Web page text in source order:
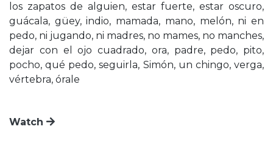
los zapatos de alguien, estar fuerte, estar oscuro,
guácala, güey, indio, mamada, mano, melón, ni en
pedo, ni jugando, ni madres, no mames, no manches,
dejar con el ojo cuadrado, ora, padre, pedo, pito,
pocho, qué pedo, seguirla, Simón, un chingo, verga,
vértebra, órale
Watch